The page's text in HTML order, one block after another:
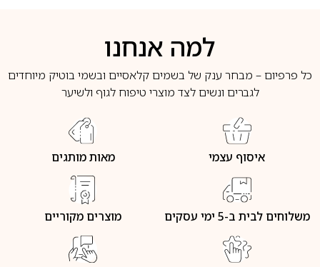
למה אנחנו
כל פרפיום – מבחר ענק של בשמים קלאסיים ובשמי בוטיק מיוחדים
לגברים ונשים לצד מוצרי טיפוח לגוף ולשיער
איסוף עצמי מאות מותגים
משלוחים לבית ב-5 ימי עסקים מוצרים מקוריים